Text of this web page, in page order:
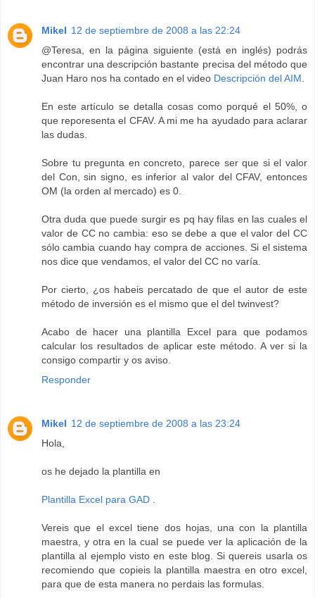
Mikel 12 de septiembre de 2008 a las 22:24
@Teresa, en la página siguiente (está en inglés) podrás
encontrar una descripción bastante precisa del método que
Juan Haro nos ha contado en el video Descripción del AIM
En este artículo se detalla cosas como porqué el 50%, o
que reporesenta el CFAV. A mi me ha ayudado para aclarar
las dudas.
Sobre tu pregunta en concreto, parece ser que si el valor
del Con, sin signo, es inferior al valor del CFAV, entonces
OM (la orden al mercado) es 0.
Otra duda que puede surgir es pq hay filas en las cuales el
valor de CC no cambia: eso se debe a que el valor del CC
sólo cambia cuando hay compra de acciones. Si el sistema
nos dice que vendamos, el valor del CC no varía.
Por cierto, ¿os habeis percatado de que el autor de este
método de inversión es el mismo que el del twinvest?
Acabo de hacer una plantilla Excel para que podamos
calcular los resultados de aplicar este método. A ver si la
consigo compartir y os aviso.
Responder
Mikel 12 de septiembre de 2008 a las 23:24
Hola,
os he dejado la plantilla en
Plantilla Excel para GAD
Vereis que el excel tiene dos hojas, una con la plantilla
maestra, y otra en la cual se puede ver la aplicación de la
plantilla al ejemplo visto en este blog. Si quereis usarla os
recomiendo que copieis la plantilla maestra en otro excel,
para que de esta manera no perdais las formulas.